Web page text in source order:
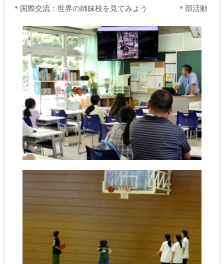
＊国際交流：世界の姉妹校を見てみよう ＊部活動